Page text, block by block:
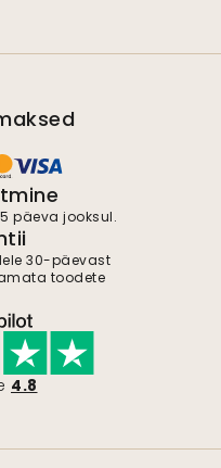
päeva jooksul.
30-päevast
toodete
4.8